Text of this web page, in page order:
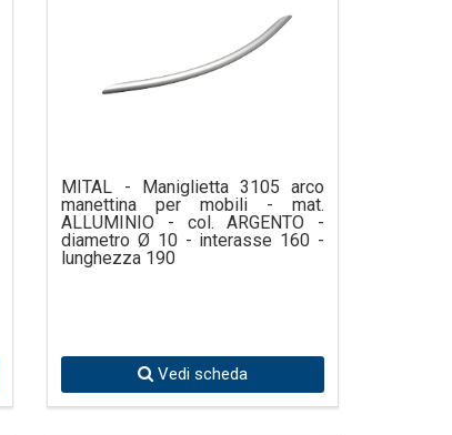
MITAL - Maniglietta 3105 arco
manettina per mobili - mat.
ALLUMINIO - col. ARGENTO -
diametro Ø 10 - interasse 160 -
lunghezza 190
Vedi scheda